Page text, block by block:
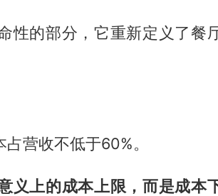
性的部分，它重新定义了餐
营收不低于60%。
义上的成本上限，而是成本